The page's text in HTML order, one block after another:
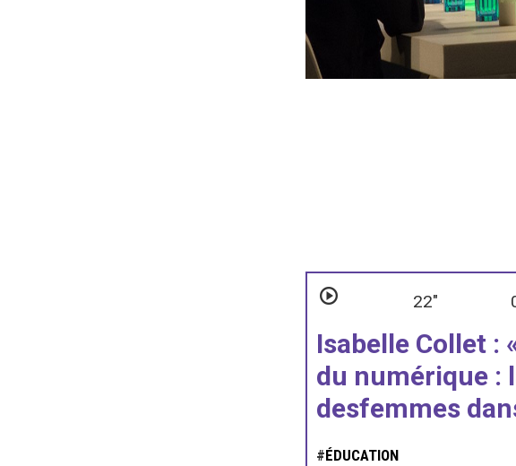
22"
Isabelle Collet :
du numérique :
desfemmes
#ÉDUCATION